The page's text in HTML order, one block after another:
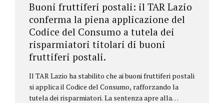
Buoni fruttiferi postali: il TAR Lazio
conferma la piena applicazione del
Codice del Consumo a tutela dei
risparmiatori titolari di buoni
fruttiferi postali.
Il TAR Lazio ha stabilito che ai buoni fruttiferi postali
si applica il Codice del Consumo, rafforzando la
tutela dei risparmiatori. La sentenza apre alla